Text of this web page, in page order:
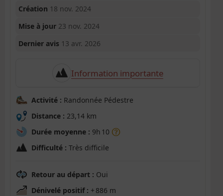
Création 18 nov. 2024
Mise à jour 23 nov. 2024
Dernier avis 13 avr. 2026
Information importante
Activité : Randonnée Pédestre
Distance : 23,14 km
Durée moyenne : 9h 10
Difficulté : Très difficile
Retour au départ : Oui
Dénivelé positif : + 886 m